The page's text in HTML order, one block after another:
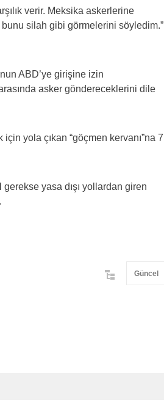
verir. Meksika askerlerine
silah gibi görmelerini söyledim.”
ABD’ye girişine izin
asker göndereceklerini dile
yola çıkan “göçmen kervanı”na 7
yasa dışı yollardan giren
Güncel